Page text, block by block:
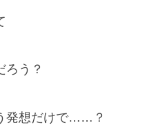
ろう？
発想だけで……？